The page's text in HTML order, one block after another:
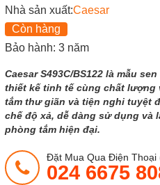
Nhà sản xuất:Caesar
Còn hàng
Bảo hành: 3 năm
Caesar S493C/BS122 là mẫu
thiết kế tinh tế cùng chất lượng
tắm thư giãn và tiện nghi tuyệt
chế độ xả, dễ dàng sử dụng và
phòng tắm hiện đại.
Đặt Mua Qua Điện Thoại
024 6675